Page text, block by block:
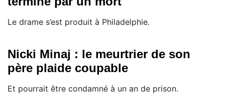
Le drame s’est produit à Philadelphie.
Nicki Minaj : le meurtrier de son
père plaide coupable
Et pourrait être condamné à un an de prison.